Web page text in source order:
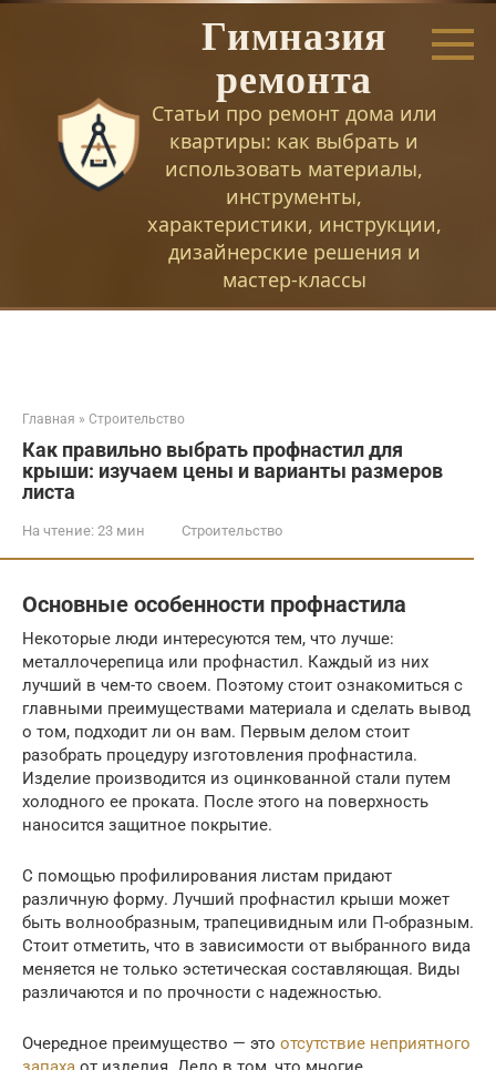
Перейти
Гимназия
ремонта
Статьи про ремонт дома или
квартиры: как выбрать и
использовать материалы,
инструменты,
характеристики, инструкции,
дизайнерские решения и
мастер-классы
Главная » Строительство
Как правильно выбрать профнастил для
крыши: изучаем цены и варианты размеров
листа
На чтение: 23 мин Строительство
Основные особенности профнастила
Некоторые люди интересуются тем, что лучше:
металлочерепица или профнастил. Каждый из них
лучший в чем-то своем. Поэтому стоит ознакомиться с
главными преимуществами материала и сделать вывод
о том, подходит ли он вам. Первым делом стоит
разобрать процедуру изготовления профнастила.
Изделие производится из оцинкованной стали путем
холодного ее проката. После этого на поверхность
наносится защитное покрытие.
С помощью профилирования листам придают
различную форму. Лучший профнастил крыши может
быть волнообразным, трапецивидным или П-образным.
Стоит отметить, что в зависимости от выбранного вида
меняется не только эстетическая составляющая. Виды
различаются и по прочности с надежностью.
Очередное преимущество — это отсутствие неприятного